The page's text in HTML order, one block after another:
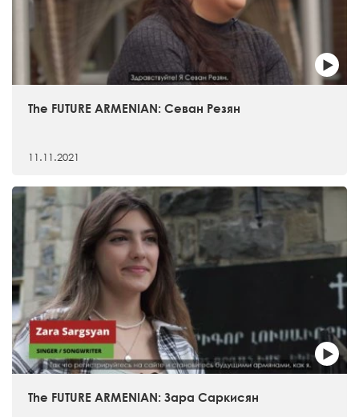
The FUTURE ARMENIAN: Севан Резян
11.11.2021
The FUTURE ARMENIAN: Зара Саркисян